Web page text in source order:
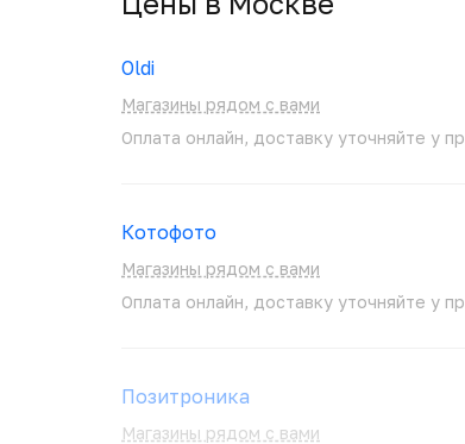
Oldi
Магазины рядом с вами
Оплата онлайн, доставку уточняйте у
Котофото
Магазины рядом с вами
Оплата онлайн, доставку уточняйте у
Позитроника
Магазины рядом с вами